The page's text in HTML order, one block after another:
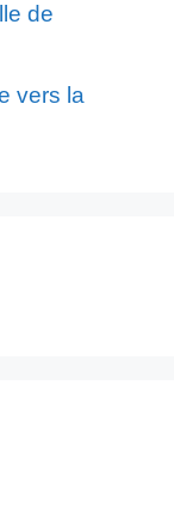
de
vers la